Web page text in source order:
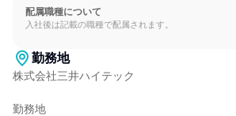
配属職種について
入社後は記載の職種で配属されます。
勤務地
株式会社三井ハイテック
勤務地